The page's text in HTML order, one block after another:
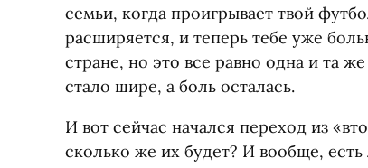
семьи, когда проигрывает твой
расширяется, и теперь тебе уже
стране, но это все равно одна и та
стало шире, а боль осталась.
И вот сейчас начался переход из
сколько же их будет? И вообще,